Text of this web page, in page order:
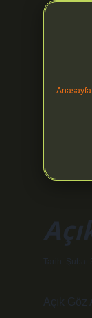
Anasayfa
Tarih: Şubat
Açık